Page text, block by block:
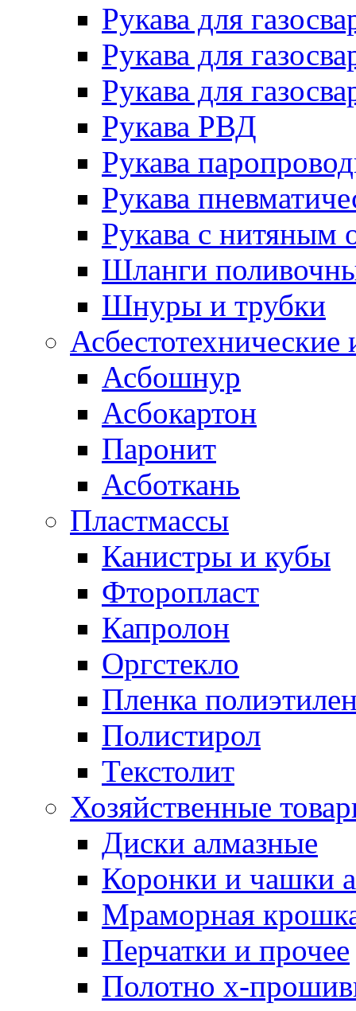
Рукава для
Рукава для
Рукава для
Рукава РВД
Рукава
Рукава
Рукава с нитяным
Шланги
Шнуры и трубки
Асбестотехнические
Асбошнур
Асбокартон
Паронит
Асботкань
Пластмассы
Канистры и кубы
Фторопласт
Капролон
Оргстекло
Пленка
Полистирол
Текстолит
Хозяйственные
Диски алмазные
Коронки и чашки
Мраморная
Перчатки и прочее
Полотно х-